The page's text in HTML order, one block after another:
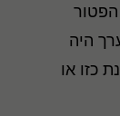
הפטור
היה
כזו או